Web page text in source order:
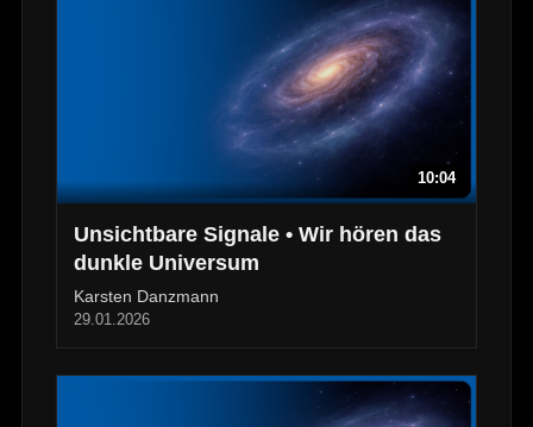
10:04
Unsichtbare Signale • Wir hören das
dunkle Universum
Karsten Danzmann
29.01.2026